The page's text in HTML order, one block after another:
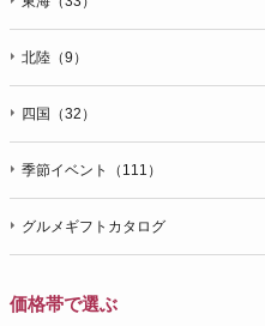
北陸（9）
四国（32）
季節イベント（111）
グルメギフトカタログ
価格帯で選ぶ